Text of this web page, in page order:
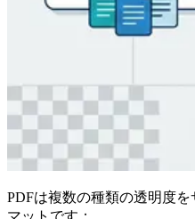
PDFは複数の種類の透明度
マットです：